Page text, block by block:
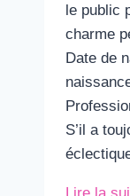
le public
charme
Date de
S’il a